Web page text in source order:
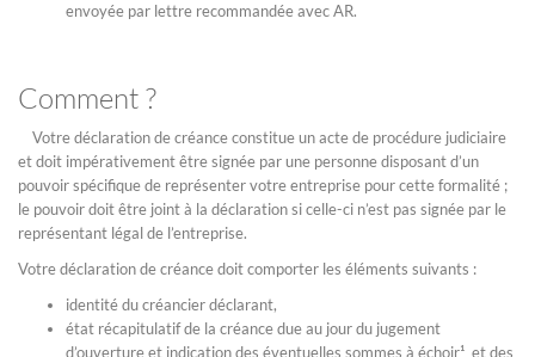
envoyée par lettre recommandée avec AR.
Comment ?
Votre déclaration de créance constitue un acte de procédure judiciaire
et doit impérativement être signée par une personne disposant d’un
pouvoir spécifique de représenter votre entreprise pour cette formalité ;
le pouvoir doit être joint à la déclaration si celle-ci n’est pas signée par le
représentant légal de l’entreprise.
Votre déclaration de créance doit comporter les éléments suivants :
identité du créancier déclarant,
état récapitulatif de la créance due au jour du jugement
d’ouverture et indication des éventuelles sommes à échoir¹ et des